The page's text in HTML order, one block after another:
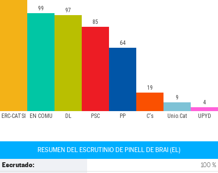
ERC-CATSI EN COMÚ DL PSC PP C's Unio.Cat UPYD
99
97
85
64
19
9
4
RESUMEN DEL ESCRUTINIO DE PINELL DE BRAI (EL)
Escrutado: 100 %